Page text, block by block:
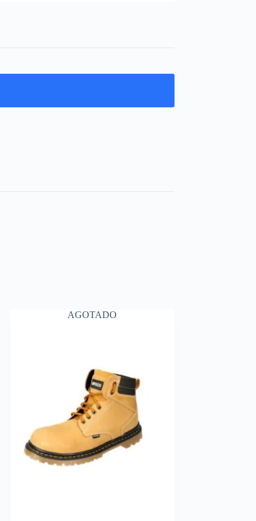
AGOTADO